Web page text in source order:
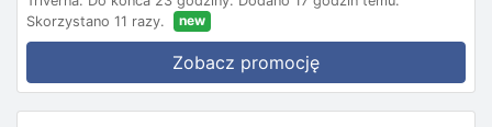
Skorzystano 11 razy.
new
Zobacz promocję